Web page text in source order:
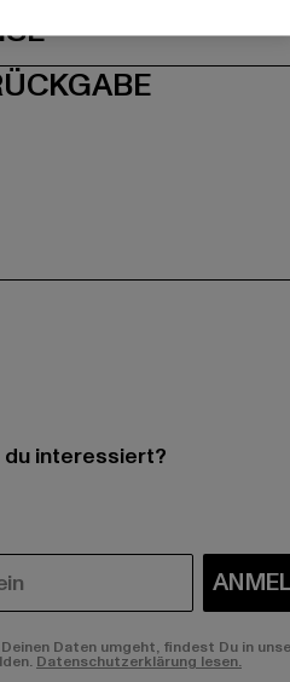
interessiert?
Daten umgeht, findest Du in
Datenschutzerklärung lesen.